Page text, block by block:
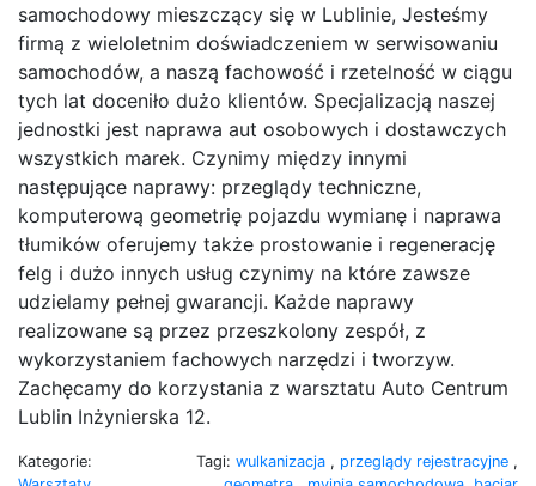
samochodowy mieszczący się w Lublinie, Jesteśmy
firmą z wieloletnim doświadczeniem w serwisowaniu
samochodów, a naszą fachowość i rzetelność w ciągu
tych lat doceniło dużo klientów. Specjalizacją naszej
jednostki jest naprawa aut osobowych i dostawczych
wszystkich marek. Czynimy między innymi
następujące naprawy: przeglądy techniczne,
komputerową geometrię pojazdu wymianę i naprawa
tłumików oferujemy także prostowanie i regenerację
felg i dużo innych usług czynimy na które zawsze
udzielamy pełnej gwarancji. Każde naprawy
realizowane są przez przeszkolony zespół, z
wykorzystaniem fachowych narzędzi i tworzyw.
Zachęcamy do korzystania z warsztatu Auto Centrum
Lublin Inżynierska 12.
Kategorie:
Tagi: wulkanizacja , przeglądy rejestracyjne ,